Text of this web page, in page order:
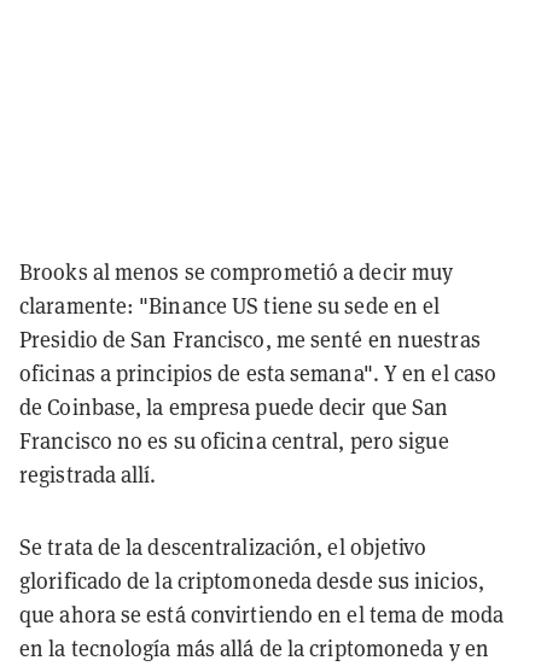
Brooks al menos se comprometió a decir muy
claramente: "Binance US tiene su sede en el
Presidio de San Francisco, me senté en nuestras
oficinas a principios de esta semana". Y en el caso
de Coinbase, la empresa puede decir que San
Francisco no es su oficina central, pero sigue
registrada allí.
Se trata de la descentralización, el objetivo
glorificado de la criptomoneda desde sus inicios,
que ahora se está convirtiendo en el tema de moda
en la tecnología más allá de la criptomoneda y en